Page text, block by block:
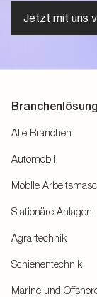
Jetzt mit uns
Alle Branchen
Automobil
Mobile
Stationäre Anlagen
Agrartechnik
Schienentechnik
Marine und